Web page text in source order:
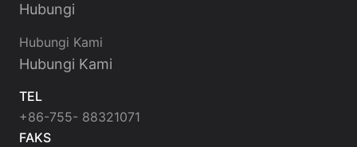
Hubungi
Hubungi Kami
Hubungi Kami
TEL
+86-755- 88321071
FAKS